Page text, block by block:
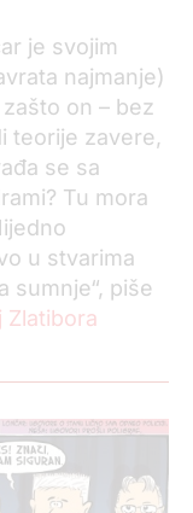
je svojim
najmanje)
on – bez
teorije zavere,
se sa
Tu mora
u stvarima
sumnje“, piše
Zlatibora